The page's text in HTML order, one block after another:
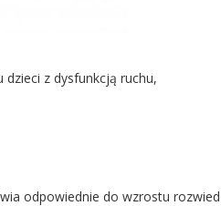
z dysfunkcją ruchu,
odpowiednie do wzrostu